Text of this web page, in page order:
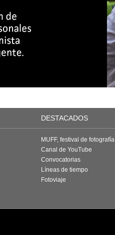
DESTACADOS
MUFF, festival de fotografía
Canal de YouTube
Convocatorias
Líneas de tiempo
Fotoviaje